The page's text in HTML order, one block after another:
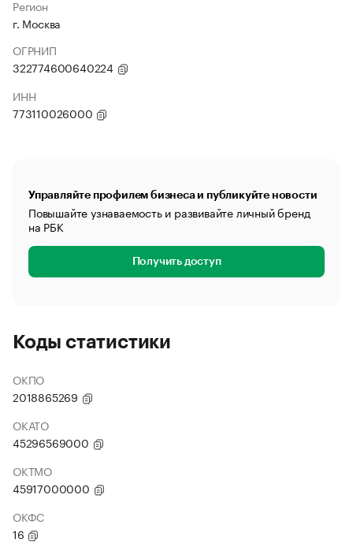
Регион
г. Москва
ОГРНИП
322774600640224
ИНН
773110026000
Управляйте профилем бизнеса и публикуйте новости
Повышайте узнаваемость и развивайте личный бренд
на РБК
Получить доступ
Коды статистики
ОКПО
2018865269
ОКАТО
45296569000
ОКТМО
45917000000
ОКФС
16